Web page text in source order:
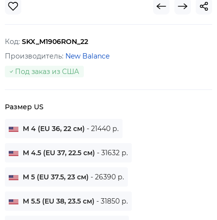
Код: SKX_M1906RON_22
Производитель: New Balance
Под заказ из США
Размер US
M 4 (EU 36, 22 см) - 21440 р.
M 4.5 (EU 37, 22.5 см) - 31632 р.
M 5 (EU 37.5, 23 см) - 26390 р.
M 5.5 (EU 38, 23.5 см) - 31850 р.